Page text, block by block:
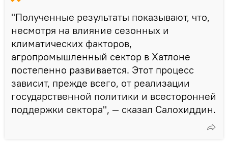
"Полученные результаты показывают, что,
несмотря на влияние сезонных и
климатических факторов,
агропромышленный сектор в Хатлоне
постепенно развивается. Этот процесс
зависит, прежде всего, от реализации
государственной политики и всесторонней
поддержки сектора", — сказал Салохиддин.